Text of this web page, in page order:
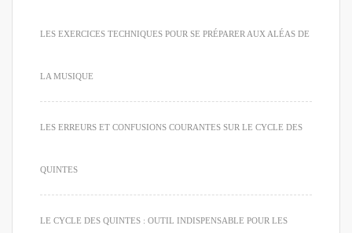
LES EXERCICES TECHNIQUES POUR SE PRÉPARER AUX ALÉAS DE
LA MUSIQUE
LES ERREURS ET CONFUSIONS COURANTES SUR LE CYCLE DES
QUINTES
LE CYCLE DES QUINTES : OUTIL INDISPENSABLE POUR LES